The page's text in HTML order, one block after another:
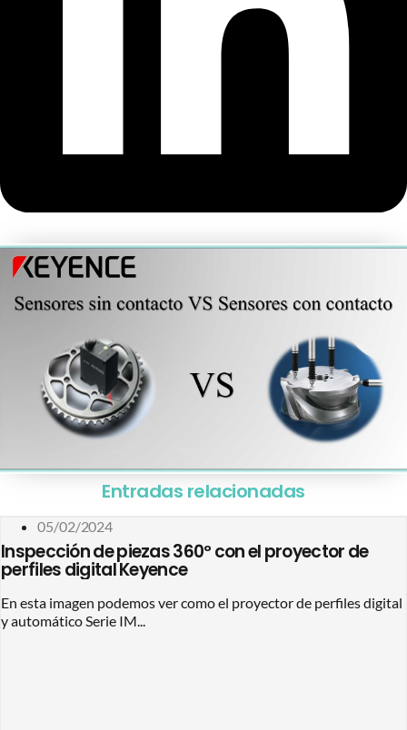
Entradas relacionadas
05/02/2024
Inspección de piezas 360º con el proyector de
perfiles digital Keyence
En esta imagen podemos ver como el proyector de perfiles digital
y automático Serie IM...